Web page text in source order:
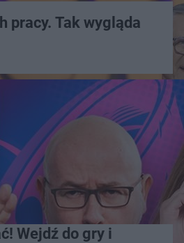
pracy. Tak wygląda
Wejdź do gry i